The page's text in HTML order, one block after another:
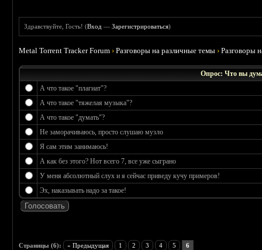
Здравствуйте, Гость! (Вход —Зарегистрироваться)
Metal Torrent Tracker Forum ›Разговоры на различные темы ›Разговоры
Опрос: Что вы
А что такое "плагиат"?
А что такое "тяжелая музыка"?
А что такое "думать"?
Не заморачиваюсь, просто слушаю музло
Я сам этим занимаюсь!
А как без этого? Нот всего 7, все уже сыграно
У меня абсолютный слух и я сейчас приведу кучу примеров!
Эх, наказывать надо за такое!
Страницы (6): « Предыдущая 1 2 3 4 5 6